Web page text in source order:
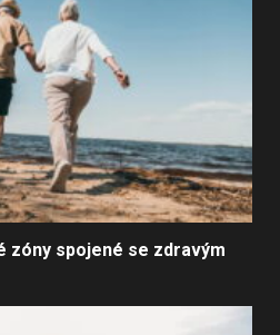
zóny spojené se zdravým